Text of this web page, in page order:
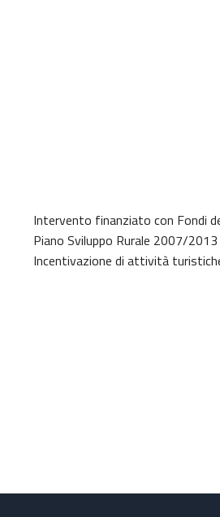
Intervento finanziato con Fondi
Piano Sviluppo Rurale 2007/
Incentivazione di attività